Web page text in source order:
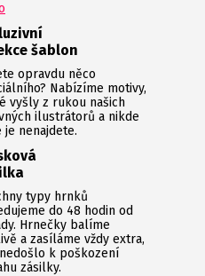
šablon
opravdu něco
Nabízíme motivy,
vyšly z rukou našich
ilustrátorů a nikde
je nenajdete.
typy hrnků
do 48 hodin od
Hrnečky balíme
a zasíláme vždy extra,
k poškození
zásilky.